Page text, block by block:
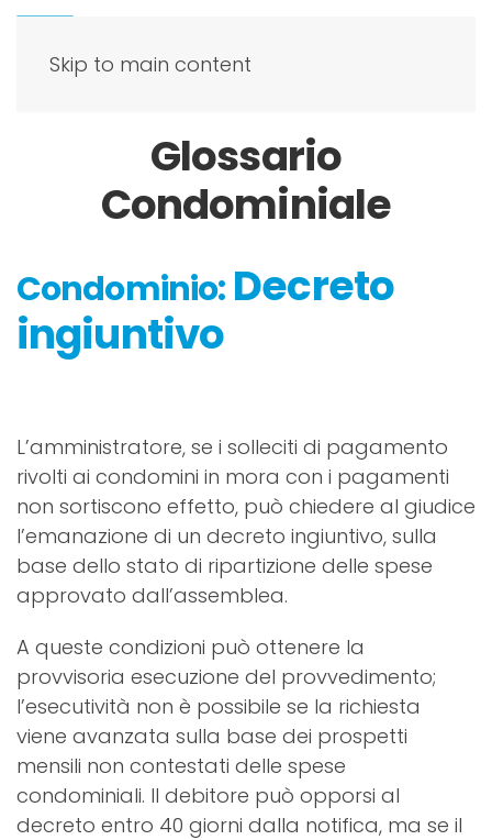
Skip to main content
Glossario
Condominiale
Condominio: Decreto
ingiuntivo
L’amministratore, se i solleciti di pagamento
rivolti ai condomini in mora con i pagamenti
non sortiscono effetto, può chiedere al giudice
l’emanazione di un decreto ingiuntivo, sulla
base dello stato di ripartizione delle spese
approvato dall’assemblea.
A queste condizioni può ottenere la
provvisoria esecuzione del provvedimento;
l’esecutività non è possibile se la richiesta
viene avanzata sulla base dei prospetti
mensili non contestati delle spese
condominiali. Il debitore può opporsi al
decreto entro 40 giorni dalla notifica, ma se il